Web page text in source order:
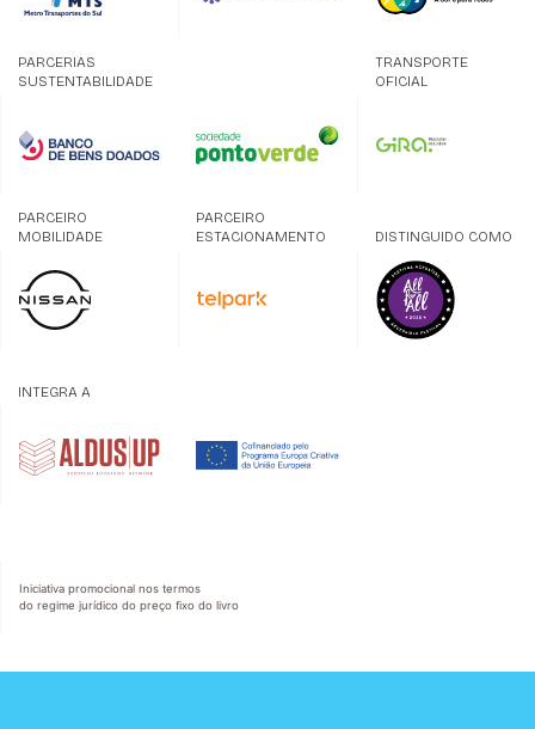
PARCERIAS
SUSTENTABILIDADE
TRANSPORTE
OFICIAL
PARCEIRO
MOBILIDADE
PARCEIRO
ESTACIONAMENTO
DISTINGUIDO COMO
INTEGRA A
Iniciativa promocional nos termos
do regime jurídico do preço fixo do livro